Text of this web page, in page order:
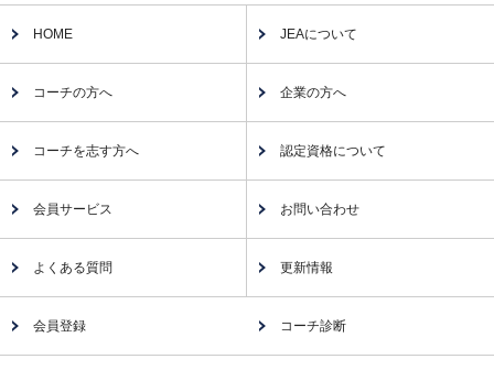
HOME JEAについて
コーチの方へ 企業の方へ
コーチを志す方へ 認定資格について
会員サービス お問い合わせ
よくある質問 更新情報
会員登録 コーチ診断